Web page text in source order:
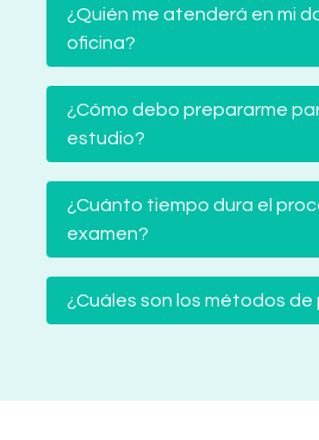
¿Quién me atenderá en mi
oficina?
¿Cómo debo prepararme
estudio?
¿Cuánto tiempo dura el
examen?
¿Cuáles son los métodos de